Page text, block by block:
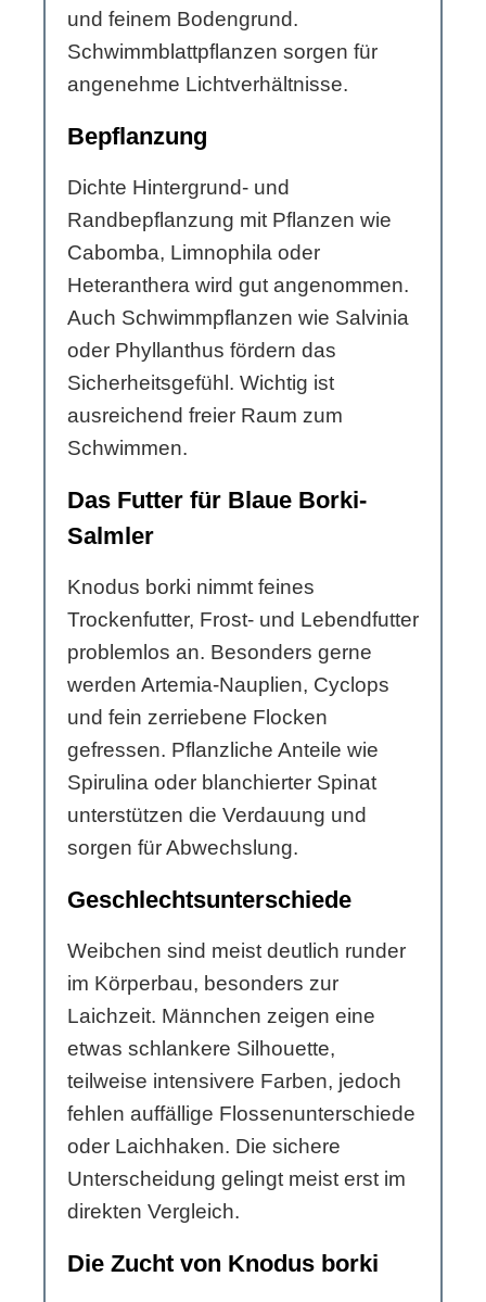
und feinem Bodengrund.
Schwimmblattpflanzen sorgen für
angenehme Lichtverhältnisse.
Bepflanzung
Dichte Hintergrund- und
Randbepflanzung mit Pflanzen wie
Cabomba, Limnophila oder
Heteranthera wird gut angenommen.
Auch Schwimmpflanzen wie Salvinia
oder Phyllanthus fördern das
Sicherheitsgefühl. Wichtig ist
ausreichend freier Raum zum
Schwimmen.
Das Futter für Blaue Borki-
Salmler
Knodus borki nimmt feines
Trockenfutter, Frost- und Lebendfutter
problemlos an. Besonders gerne
werden Artemia-Nauplien, Cyclops
und fein zerriebene Flocken
gefressen. Pflanzliche Anteile wie
Spirulina oder blanchierter Spinat
unterstützen die Verdauung und
sorgen für Abwechslung.
Geschlechtsunterschiede
Weibchen sind meist deutlich runder
im Körperbau, besonders zur
Laichzeit. Männchen zeigen eine
etwas schlankere Silhouette,
teilweise intensivere Farben, jedoch
fehlen auffällige Flossenunterschiede
oder Laichhaken. Die sichere
Unterscheidung gelingt meist erst im
direkten Vergleich.
Die Zucht von Knodus borki